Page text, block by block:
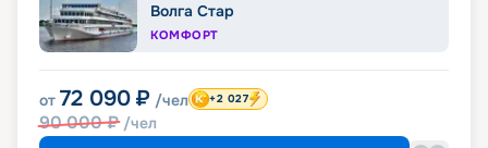
Волга Стар
КОМФОРТ
от 72 090 ₽ /чел
90 000₽ /чел
+2 027